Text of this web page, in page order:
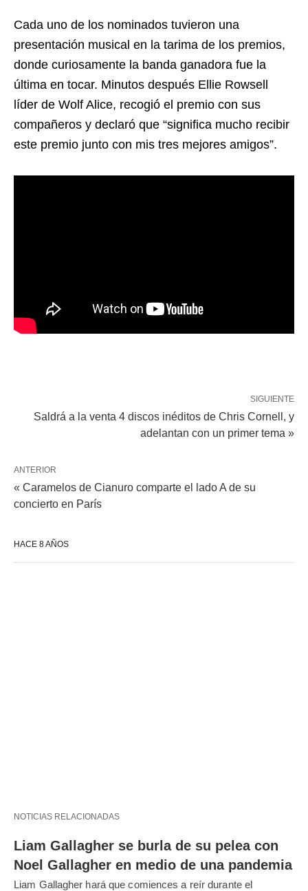
Cada uno de los nominados tuvieron una
presentación musical en la tarima de los premios,
donde curiosamente la banda ganadora fue la
última en tocar. Minutos después Ellie Rowsell
líder de Wolf Alice, recogió el premio con sus
compañeros y declaró que “significa mucho recibir
este premio junto con mis tres mejores amigos”.
SIGUIENTE
Saldrá a la venta 4 discos inéditos de Chris Cornell, y
adelantan con un primer tema »
ANTERIOR
« Caramelos de Cianuro comparte el lado A de su
concierto en París
HACE 8 AÑOS
NOTICIAS RELACIONADAS
Liam Gallagher se burla de su pelea con
Noel Gallagher en medio de una pandemia
Liam Gallagher hará que comiences a reír durante el